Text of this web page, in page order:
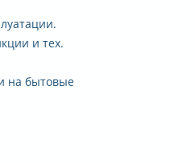
и тех.
на бытовые